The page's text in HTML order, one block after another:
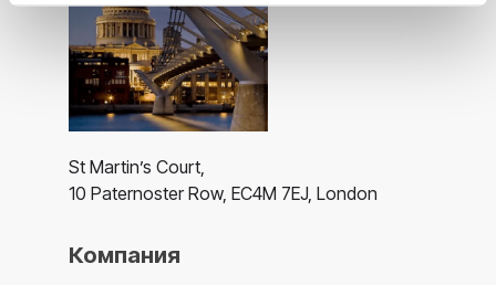
St Martin’s Court,
10 Paternoster Row, EC4M 7EJ, London
Компания